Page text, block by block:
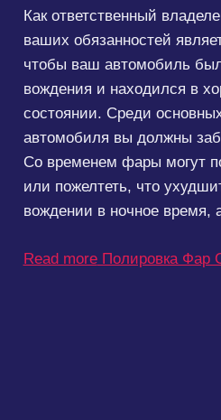
Как ответственный
ваших обязанностей
чтобы ваш автомобиль
вождения и находился в
состоянии. Среди
автомобиля вы должны
Со временем фары могут
или пожелтеть, что
вождении в ночное время,
Read moreПолировка Фар